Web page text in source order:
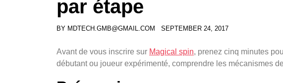
par étape
BY MDTECH.GMB@GMAIL.COM SEPTEMBER 24, 2017
Avant de vous inscrire sur Magical spin, prenez cinq minutes
débutant ou joueur expérimenté, comprendre les mécanismes